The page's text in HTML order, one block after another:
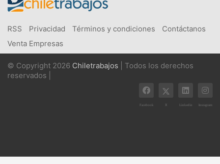
RSS Privacidad Términos y condiciones
Contáctanos
Venta Empresas
© Copyright 2026 Chiletrabajos | Todos los derechos
reservados |
Facebook X Linkedin Instagram